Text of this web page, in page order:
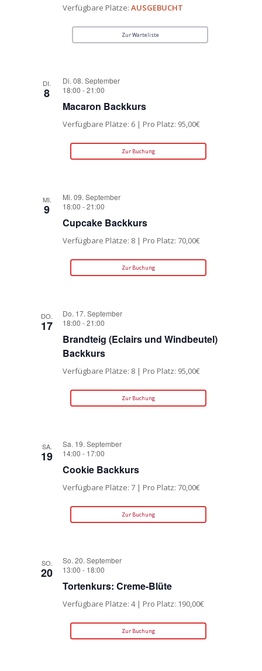
Verfügbare Plätze:AUSGEBUCHT
Zur Warteliste
DI.
8
Di. 08. September
18:00 -21:00
Macaron Backkurs
Verfügbare Plätze: 6 | Pro Platz: 95,00€
Zur Buchung
MI.
9
Mi. 09. September
18:00 -21:00
Cupcake Backkurs
Verfügbare Plätze: 8 | Pro Platz: 70,00€
Zur Buchung
DO.
17
Do. 17. September
18:00 -21:00
Brandteig (Eclairs und Windbeutel)
Backkurs
Verfügbare Plätze: 8 | Pro Platz: 95,00€
Zur Buchung
SA.
19
Sa. 19. September
14:00 - 17:00
Cookie Backkurs
Verfügbare Plätze: 7 | Pro Platz: 70,00€
Zur Buchung
SO.
20
So. 20. September
13:00 - 18:00
Tortenkurs: Creme-Blüte
Verfügbare Plätze: 4 | Pro Platz: 190,00€
Zur Buchung